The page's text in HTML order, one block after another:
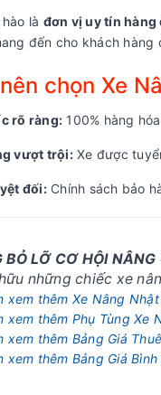
là đơn vị uy tín hàng
đến cho khách
chọn Xe
rõ ràng: 100% hàng
vượt trội:Xe được
đối:Chính sách bảo
LỠ CƠ HỘI NÂNG
những chiếc xe
xem thêm Xe Nâng
xem thêm Phụ Tùng Xe
xem thêm Bảng Giá
xem thêm Bảng Giá